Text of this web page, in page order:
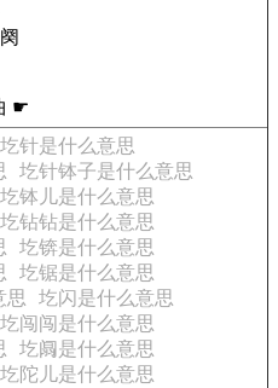
☛
圪针是什么意思
圪针钵子是什么意思
圪钵儿是什么意思
圪钻钻是什么意思
圪锛是什么意思
圪锯是什么意思
思
圪闪是什么意思
圪闯闯是什么意思
圪阘是什么意思
圪陀儿是什么意思